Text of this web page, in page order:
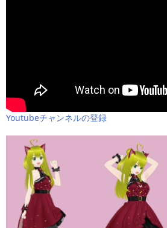
Youtubeチャンネルの登録